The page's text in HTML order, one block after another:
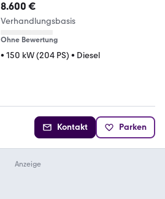
8.600 €
Verhandlungsbasis
Ohne Bewertung
• 150 kW (204 PS) • Diesel
Kontakt Parken